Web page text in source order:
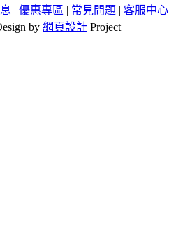
| 優惠專區 | 常見問題 | 客服中心
by 網頁設計 Project